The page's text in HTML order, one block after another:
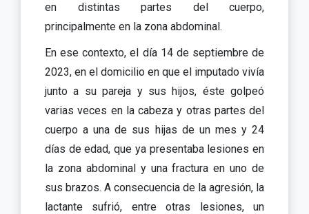
en distintas partes del cuerpo,
principalmente en la zona abdominal.
En ese contexto, el día 14 de septiembre de
2023, en el domicilio en que el imputado vivía
junto a su pareja y sus hijos, éste golpeó
varias veces en la cabeza y otras partes del
cuerpo a una de sus hijas de un mes y 24
días de edad, que ya presentaba lesiones en
la zona abdominal y una fractura en uno de
sus brazos. A consecuencia de la agresión, la
lactante sufrió, entre otras lesiones, un